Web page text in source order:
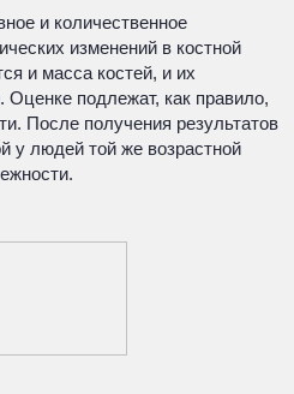
и количественное
изменений в костной
и масса костей, и их
Оценке подлежат, как правило,
После получения результатов
у людей той же возрастной